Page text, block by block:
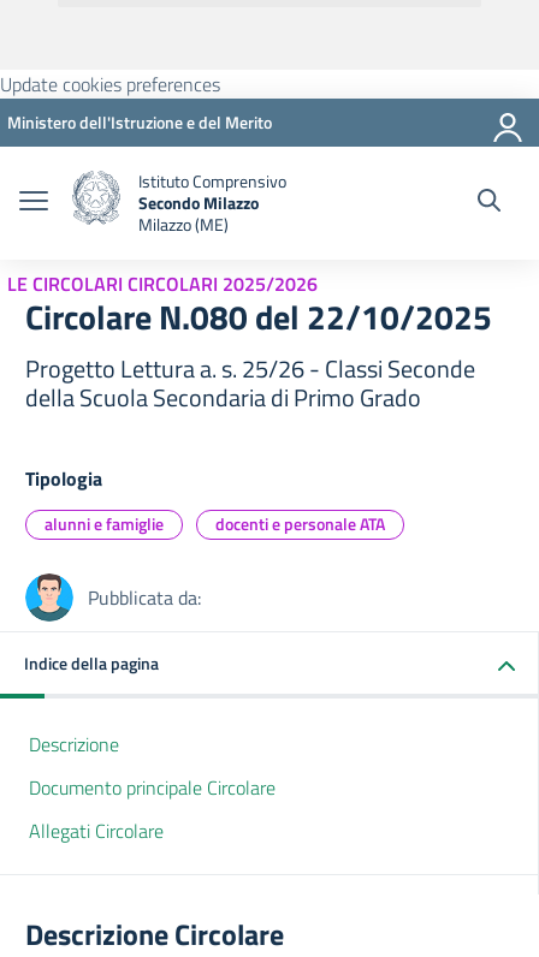
Update cookies preferences
Ministero dell'Istruzione e del Merito
Istituto Comprensivo
Secondo Milazzo
Milazzo (ME)
LE CIRCOLARI CIRCOLARI 2025/2026
Circolare N.080 del 22/10/2025
Progetto Lettura a. s. 25/26 - Classi Seconde
della Scuola Secondaria di Primo Grado
Tipologia
alunni e famiglie docenti e personale ATA
Pubblicata da:
Indice della pagina
Descrizione
Documento principale Circolare
Allegati Circolare
Descrizione Circolare